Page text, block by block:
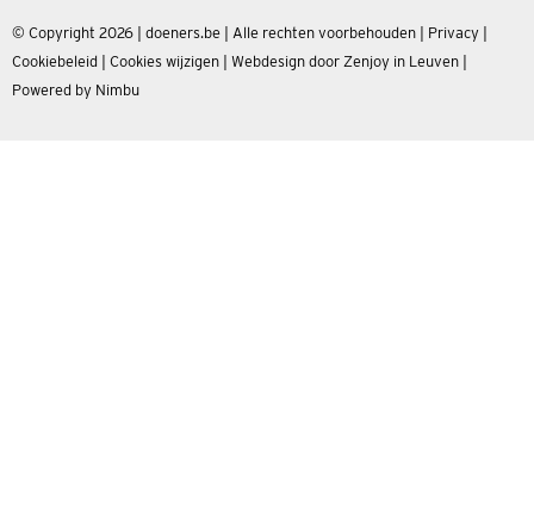
© Copyright 2026 | doeners.be | Alle rechten voorbehouden | Privacy
Cookiebeleid
Cookies wijzigen Webdesign door Zenjoy in Leuven
Powered by Nimbu